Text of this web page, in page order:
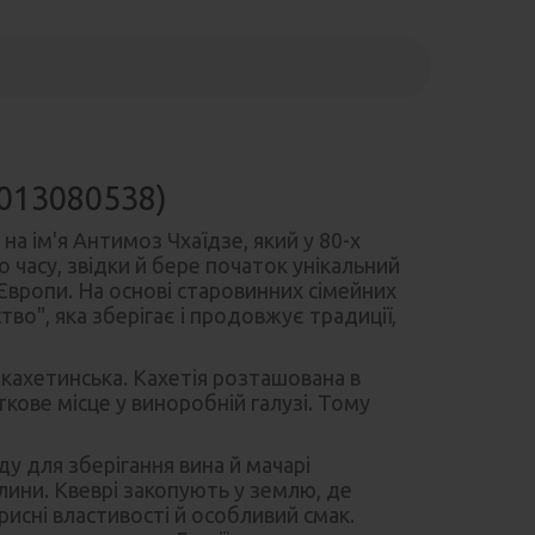
ім'я Антимоз Чхаїдзе, який у 80-х
часу, звідки й бере початок унікальний
На основі старовинних сімейних
яка зберігає і продовжує традиції,
Кахетія розташована в
місце у виноробній галузі. Тому
для зберігання вина й мачарі
Квеврі закопують у землю, де
властивості й особливий смак.